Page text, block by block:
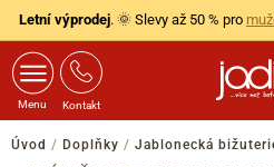
Letní výprodej. 🌞 Slevy až 50 % pro
Menu Kontakt
Úvod / Doplňky / Jablonecká